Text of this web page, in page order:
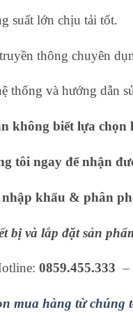
suất lớn chịu tải tốt.
thông chuyên
thống và hướng dẫn
không biết lựa
tôi ngay để nhận
khẩu & phân
bị và lắp đặt sản
0859.455.333 –
mua hàng từ chúng